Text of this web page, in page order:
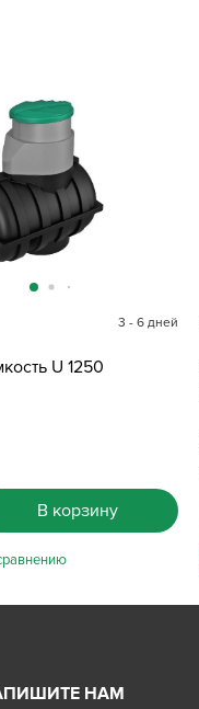
U 1250
3 - 6 дней
В корзину
НАМ